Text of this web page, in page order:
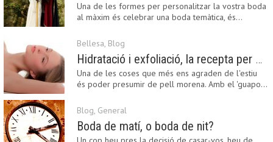
Una de les formes per personalitzar la vostra boda
al màxim és celebrar una boda temàtica, és…
Bellesa, Blog
Hidratació i exfoliació, la recepta per mantenir el bronzejat
Una de les coses que més ens agraden de l'estiu
és poder presumir de pell morena. Amb el 'guapo…
Blog, General
Boda de matí, o boda de nit?